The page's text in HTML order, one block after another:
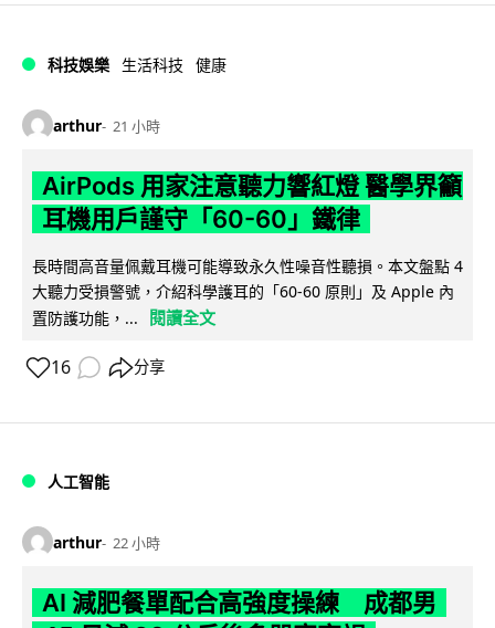
科技娛樂 生活科技 健康
arthur 21 小時
AirPods 用家注意聽力響紅燈 醫學界籲
耳機用戶謹守「60-60」鐵律
長時間高音量佩戴耳機可能導致永久性噪音性聽損。本文盤點 4
大聽力受損警號，介紹科學護耳的「60-60 原則」及 Apple 內
置防護功能，...
閱讀全文
16 分享
人工智能
arthur 22 小時
AI 減肥餐單配合高強度操練 成都男